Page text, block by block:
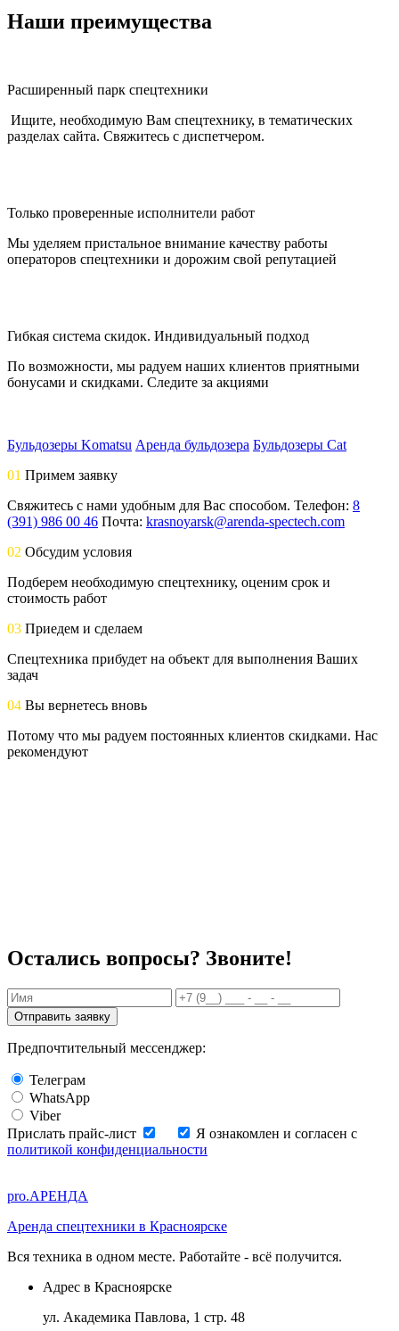
Наши преимущества
Расширенный парк спецтехники
Ищите, необходимую Вам спецтехнику, в тематических
разделах сайта. Свяжитесь с диспетчером.
Только проверенные исполнители работ
Мы уделяем пристальное внимание качеству работы
операторов спецтехники и дорожим свой репутацией
Гибкая система скидок. Индивидуальный подход
По возможности, мы радуем наших клиентов приятными
бонусами и скидками. Следите за акциями
Бульдозеры Komatsu Аренда бульдозера Бульдозеры Cat
01 Примем заявку
Свяжитесь с нами удобным для Вас способом. Телефон: 8
(391) 986 00 46 Почта: krasnoyarsk@arenda-spectech.com
02 Обсудим условия
Подберем необходимую спецтехнику, оценим срок и
стоимость работ
03 Приедем и сделаем
Спецтехника прибудет на объект для выполнения Ваших
задач
04 Вы вернетесь вновь
Потому что мы радуем постоянных клиентов скидками. Нас
рекомендуют
Остались вопросы? Звоните!
Отправить заявку
Предпочтительный мессенджер:
Телеграм
WhatsApp
Viber
Прислать прайс-лист
Я ознакомлен и согласен с
политикой конфиденциальности
pro.АРЕНДА
Аренда спецтехники в Красноярске
Вся техника в одном месте. Работайте - всё получится.
Адрес в Красноярске
ул. Академика Павлова, 1 стр. 48